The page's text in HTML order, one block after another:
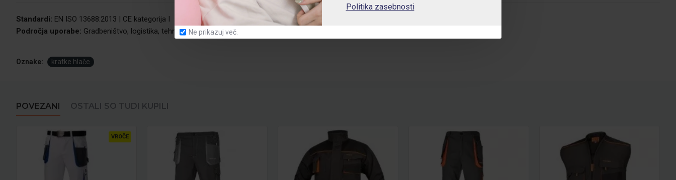
Politika zasebnosti
Ne prikazuj več.
Standardi: EN ISO 13688:2013 | CE kategorija I
Področja uporabe: Gradbeništvo, logistika, tehnične storitve, proizvodnja
Oznake: kratke hlače
POVEZANI OSTALI SO TUDI KUPILI
VROČE